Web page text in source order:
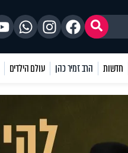
חדשות הרב זמיר כהן עולם הילדים